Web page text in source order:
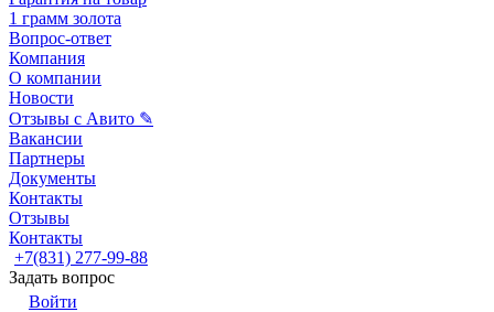
1 грамм золота
Вопрос-ответ
Компания
О компании
Новости
Отзывы с Авито ✎
Вакансии
Партнеры
Документы
Контакты
Отзывы
Контакты
+7(831) 277-99-88
Задать вопрос
Войти